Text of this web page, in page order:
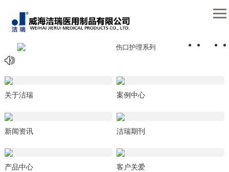
关于洁瑞 案例中心
新闻资讯 洁瑞期刊
产品中心 客户关爱